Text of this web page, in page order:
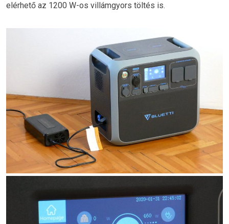
elérhető az 1200 W-os villámgyors töltés is.